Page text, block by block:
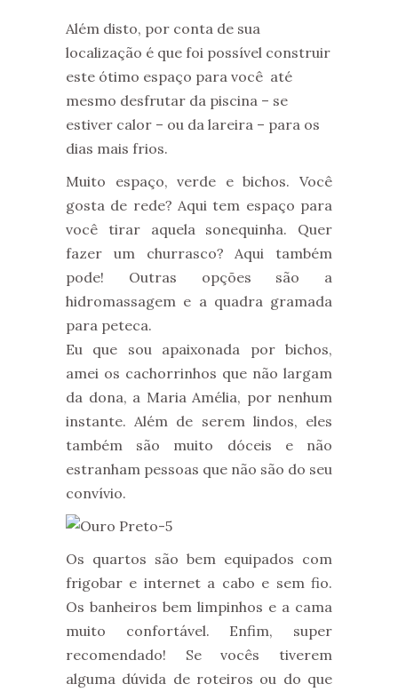
Além disto, por conta de sua
localização é que foi possível construir
este ótimo espaço para você até
mesmo desfrutar da piscina – se
estiver calor – ou da lareira – para os
dias mais frios.
Muito espaço, verde e bichos. Você
gosta de rede? Aqui tem espaço para
você tirar aquela sonequinha. Quer
fazer um churrasco? Aqui também
pode! Outras opções são a
hidromassagem e a quadra gramada
para peteca.
Eu que sou apaixonada por bichos,
amei os cachorrinhos que não largam
da dona, a Maria Amélia, por nenhum
instante. Além de serem lindos, eles
também são muito dóceis e não
estranham pessoas que não são do seu
convívio.
Os quartos são bem equipados com
frigobar e internet a cabo e sem fio.
Os banheiros bem limpinhos e a cama
muito confortável. Enfim, super
recomendado! Se vocês tiverem
alguma dúvida de roteiros ou do que